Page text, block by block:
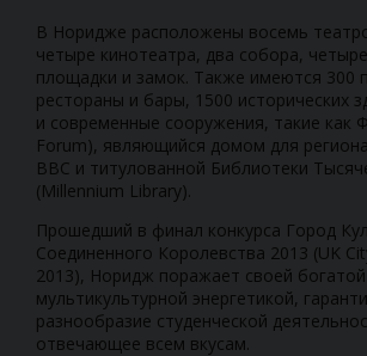
В Норидже расположены восемь
четыре кинотеатра, два собора,
площадки и замок. Также имеются 300
рестораны и бары, 1500 исторических
и современные сооружения, такие как
Forum), являющийся домом для
ВВС и титулованной Библиотеки
(Millennium Library).
Прошедший в финал конкурса Город
Соединенного Королевства 2013 (UK
2013), Норидж поражает своей
мультикультурной энергетикой,
разнообразие студенческой
отвечающее всем вкусам.